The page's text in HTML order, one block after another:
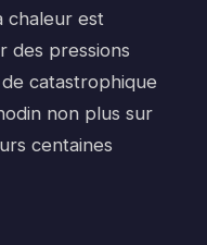
chaleur est
des pressions
catastrophique
non plus sur
centaines